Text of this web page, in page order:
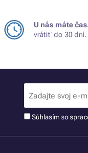
U nás máte
vrátiť do 30 dní.
Súhlasím so